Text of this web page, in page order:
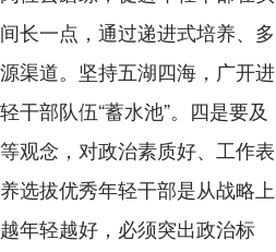
长一点，通过递进式培养、多
渠道。坚持五湖四海，广开进
部队伍“蓄水池”。四是要及
观念，对政治素质好、工作表
选拔优秀年轻干部是从战略上
年轻越好，必须突出政治标